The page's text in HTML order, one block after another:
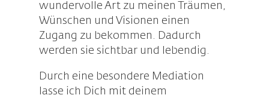
wundervolle Art zu meinen Träumen,
Wünschen und Visionen einen
Zugang zu bekommen. Dadurch
werden sie sichtbar und lebendig.
Durch eine besondere Mediation
lasse ich Dich mit deinem